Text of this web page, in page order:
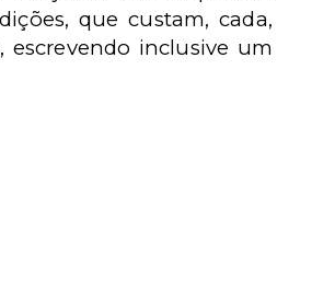
que custam, cada,
inclusive um